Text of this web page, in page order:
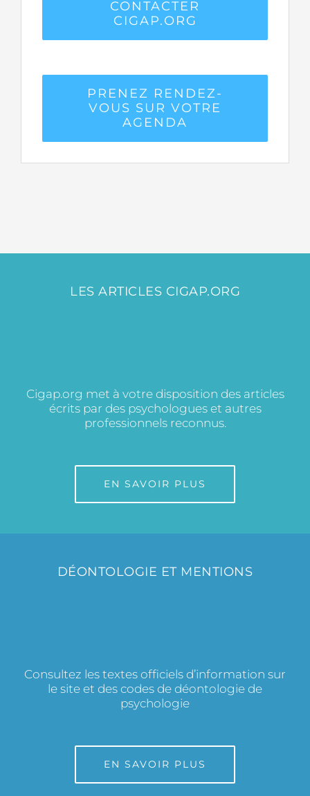
CONTACTER
CIGAP.ORG
PRENEZ RENDEZ-
VOUS SUR VOTRE
AGENDA
LES ARTICLES CIGAP.ORG
Cigap.org met à votre disposition des articles
écrits par des psychologues et autres
professionnels reconnus.
EN SAVOIR PLUS
DÉONTOLOGIE ET MENTIONS
Consultez les textes officiels d’information sur
le site et des codes de déontologie de
psychologie
EN SAVOIR PLUS